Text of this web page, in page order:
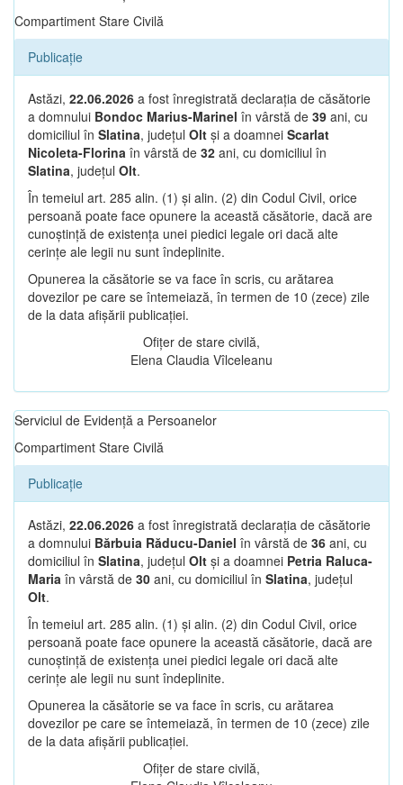
Compartiment Stare Civilă
Publicație
Astăzi, 22.06.2026 a fost înregistrată declarația de căsătorie
a domnului Bondoc Marius-Marinel în vârstă de 39 ani, cu
domiciliul în Slatina, județul Olt și a doamnei Scarlat
Nicoleta-Florina în vârstă de 32 ani, cu domiciliul în
Slatina, județul Olt.
În temeiul art. 285 alin. (1) și alin. (2) din Codul Civil, orice
persoană poate face opunere la această căsătorie, dacă are
cunoștință de existența unei piedici legale ori dacă alte
cerințe ale legii nu sunt îndeplinite.
Opunerea la căsătorie se va face în scris, cu arătarea
dovezilor pe care se întemeiază, în termen de 10 (zece) zile
de la data afișării publicației.
Ofițer de stare civilă,
Elena Claudia Vîlceleanu
Serviciul de Evidență a Persoanelor
Compartiment Stare Civilă
Publicație
Astăzi, 22.06.2026 a fost înregistrată declarația de căsătorie
a domnului Bărbuia Răducu-Daniel în vârstă de 36 ani, cu
domiciliul în Slatina, județul Olt și a doamnei Petria Raluca-
Maria în vârstă de 30 ani, cu domiciliul în Slatina, județul
Olt.
În temeiul art. 285 alin. (1) și alin. (2) din Codul Civil, orice
persoană poate face opunere la această căsătorie, dacă are
cunoștință de existența unei piedici legale ori dacă alte
cerințe ale legii nu sunt îndeplinite.
Opunerea la căsătorie se va face în scris, cu arătarea
dovezilor pe care se întemeiază, în termen de 10 (zece) zile
de la data afișării publicației.
Ofițer de stare civilă,